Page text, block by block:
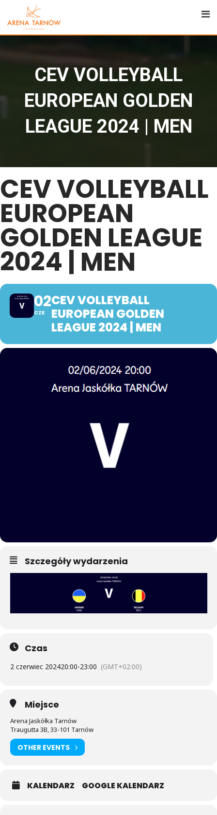
CEV VOLLEYBALL
EUROPEAN GOLDEN
LEAGUE 2024 | MEN
CEV VOLLEYBALL
EUROPEAN
GOLDEN LEAGUE
2024 | MEN
02
CZE
CEV VOLLEYBALL
EUROPEAN GOLDEN
LEAGUE 2024 | MEN
Szczegóły wydarzenia
Czas
2 czerwiec 202420:00-23:00 (GMT+02:00)
Miejsce
Arena Jaskółka Tarnów
Traugutta 3B, 33-101 Tarnów
OTHER EVENTS
KALENDARZ GOOGLE KALENDARZ